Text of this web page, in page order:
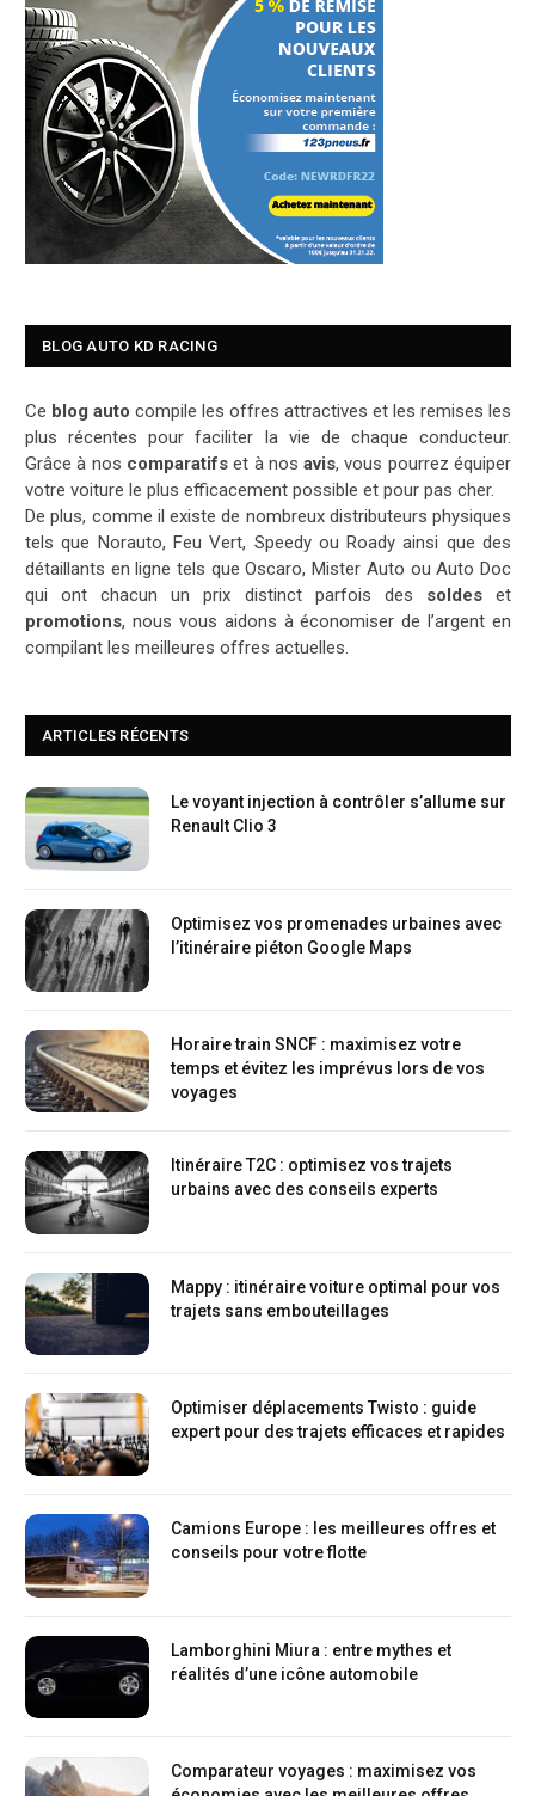
BLOG AUTO KD RACING
Ce blog auto compile les offres attractives et les remises les
plus récentes pour faciliter la vie de chaque conducteur.
Grâce à nos comparatifset à nosavis, vous pourrez équiper
votre voiture le plus efficacement possible et pour pas cher.
De plus, comme il existe de nombreux distributeurs physiques
tels que Norauto, Feu Vert, Speedy ou Roady ainsi que des
détaillants en ligne tels que Oscaro, Mister Auto ou Auto Doc
qui ont chacun un prix distinct parfois des soldeset
promotions, nous vous aidons à économiser de l’argent en
compilant les meilleures offres actuelles.
ARTICLES RÉCENTS
Le voyant injection à contrôler s’allume sur
Renault Clio 3
Optimisez vos promenades urbaines avec
l’itinéraire piéton Google Maps
Horaire train SNCF : maximisez votre
temps et évitez les imprévus lors de vos
voyages
Itinéraire T2C : optimisez vos trajets
urbains avec des conseils experts
Mappy : itinéraire voiture optimal pour vos
trajets sans embouteillages
Optimiser déplacements Twisto : guide
expert pour des trajets efficaces et rapides
Camions Europe : les meilleures offres et
conseils pour votre flotte
Lamborghini Miura : entre mythes et
réalités d’une icône automobile
Comparateur voyages : maximisez vos